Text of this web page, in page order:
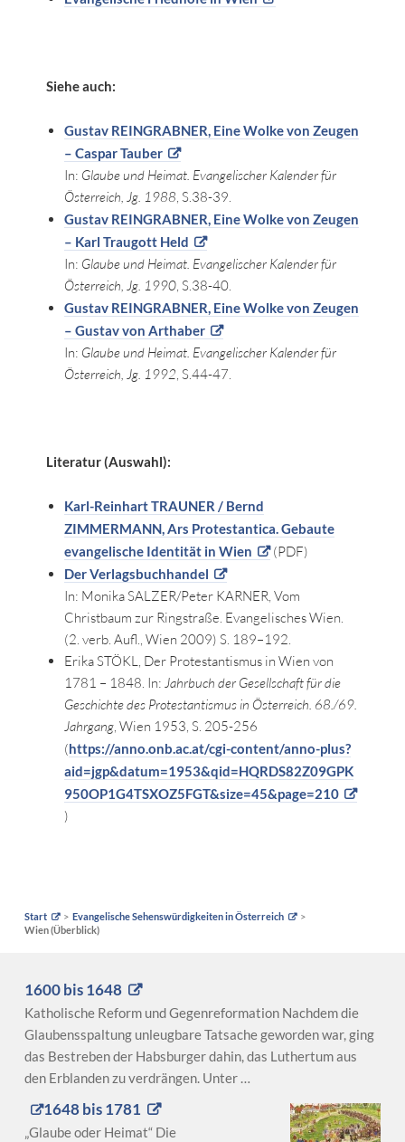
Siehe auch:
Gustav REINGRABNER, Eine Wolke von Zeugen
– Caspar Tauber
In: Glaube und Heimat. Evangelischer Kalender für
Österreich, Jg. 1988, S.38-39.
Gustav REINGRABNER, Eine Wolke von Zeugen
– Karl Traugott Held
In: Glaube und Heimat. Evangelischer Kalender für
Österreich, Jg. 1990, S.38-40.
Gustav REINGRABNER, Eine Wolke von Zeugen
– Gustav von Arthaber
In: Glaube und Heimat. Evangelischer Kalender für
Österreich, Jg. 1992, S.44-47.
Literatur (Auswahl):
Karl-Reinhart TRAUNER / Bernd
ZIMMERMANN, Ars Protestantica. Gebaute
evangelische Identität in Wien
(PDF)
Der Verlagsbuchhandel
In: Monika SALZER/Peter KARNER, Vom
Christbaum zur Ringstraße. Evangelisches Wien.
(2. verb. Aufl., Wien 2009) S. 189–192.
Erika STÖKL, Der Protestantismus in Wien von
1781 – 1848. In: Jahrbuch der Gesellschaft für die
Geschichte des Protestantismus in Österreich. 68./69.
Jahrgang, Wien 1953, S. 205-256
(https://anno.onb.ac.at/cgi-content/anno-plus?
aid=jgp&datum=1953&qid=HQRDS82Z09GPK
950OP1G4TSXOZ5FGT&size=45&page=210
)
Start
Evangelische Sehenswürdigkeiten in Österreich
Wien (Überblick)
1600 bis 1648
Katholische Reform und Gegenreformation Nachdem die
Glaubensspaltung unleugbare Tatsache geworden war, ging
das Bestreben der Habsburger dahin, das Luthertum aus
den Erblanden zu verdrängen. Unter …
1648 bis 1781
„Glaube oder Heimat“ Die